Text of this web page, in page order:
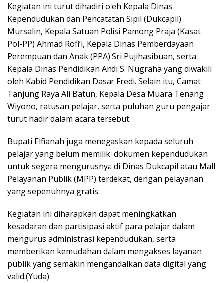
Kegiatan ini turut dihadiri oleh Kepala Dinas
Kependudukan dan Pencatatan Sipil (Dukcapil)
Mursalin, Kepala Satuan Polisi Pamong Praja (Kasat
Pol-PP) Ahmad Rofi’i, Kepala Dinas Pemberdayaan
Perempuan dan Anak (PPA) Sri Pujihasibuan, serta
Kepala Dinas Pendidikan Andi S. Nugraha yang diwakili
oleh Kabid Pendidikan Dasar Fredi. Selain itu, Camat
Tanjung Raya Ali Batun, Kepala Desa Muara Tenang
Wiyono, ratusan pelajar, serta puluhan guru pengajar
turut hadir dalam acara tersebut.
Bupati Elfianah juga menegaskan kepada seluruh
pelajar yang belum memiliki dokumen kependudukan
untuk segera mengurusnya di Dinas Dukcapil atau Mall
Pelayanan Publik (MPP) terdekat, dengan pelayanan
yang sepenuhnya gratis.
Kegiatan ini diharapkan dapat meningkatkan
kesadaran dan partisipasi aktif para pelajar dalam
mengurus administrasi kependudukan, serta
memberikan kemudahan dalam mengakses layanan
publik yang semakin mengandalkan data digital yang
valid.(Yuda)